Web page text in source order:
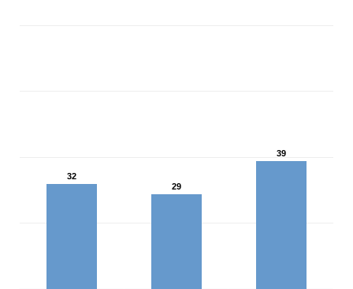
32
29
39